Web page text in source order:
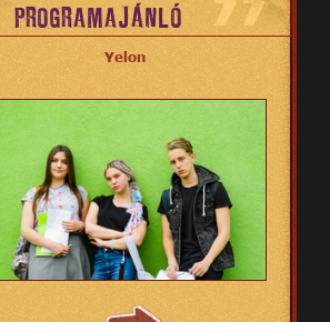
PROGRAMAJÁNLÓ
Yelon